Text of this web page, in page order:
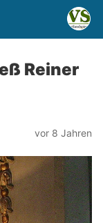
Reiner
vor 8 Jahren